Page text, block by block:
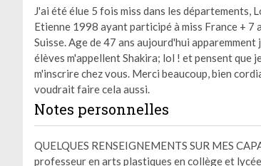
J'ai été élue 5 fois miss dans les
Etienne 1998 ayant participé à miss France + 7
Suisse. Age de 47 ans aujourd'hui
élèves m'appellent Shakira; lol ! et pensent que
m'inscrire chez vous. Merci beaucoup, bien
voudrait faire cela aussi.
Notes personnelles
QUELQUES RENSEIGNEMENTS SUR MES
professeur en arts plastiques en collège et